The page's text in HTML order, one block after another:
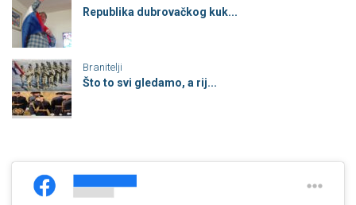
Republika dubrovačkog kuk...
Branitelji
Što to svi gledamo, a rij...